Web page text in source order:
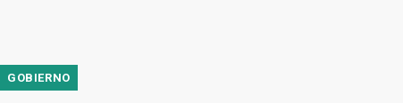
GOBIERNO